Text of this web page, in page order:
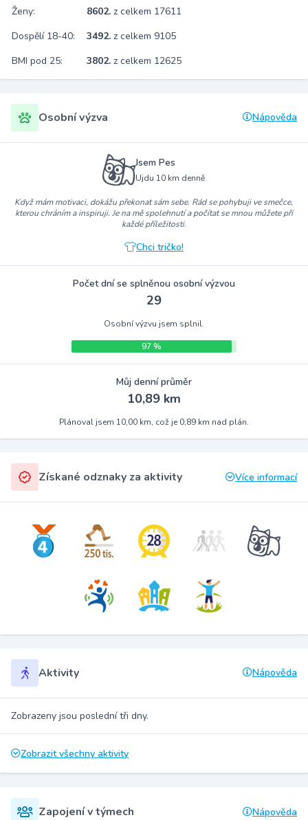
Ženy:
8602. z celkem 17611
Dospělí 18-40:
3492. z celkem 9105
BMI pod 25:
3802. z celkem 12625
Osobní výzva Nápověda
Jsem Pes
Ujdu 10 km denně
Když mám motivaci, dokážu překonat sám sebe. Rád se pohybuji ve smečce,
kterou chráním a inspiruji. Je na mě spolehnutí a počítat se mnou můžete při
každé příležitosti.
Chci tričko!
Počet dní se splněnou osobní výzvou
29
Osobní výzvu jsem splnil.
97 %
Můj denní průměr
10,89 km
Plánoval jsem 10,00 km, což je 0,89 km nad plán.
Získané odznaky za aktivity Více informací
Aktivity Nápověda
Zobrazeny jsou poslední tři dny.
Zobrazit všechny aktivity
Zapojení v týmech Nápověda